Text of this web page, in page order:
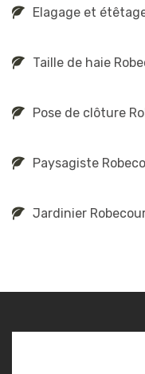
Elagage et
Taille de haie
Pose de clôture
Paysagiste
Jardinier